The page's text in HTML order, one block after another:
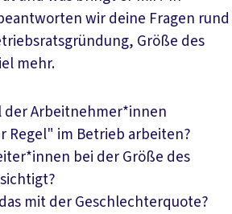
wir deine Fragen rund
Größe des
mehr.
der Arbeitnehmer*innen
im Betrieb arbeiten?
bei der Größe des
mit der Geschlechterquote?